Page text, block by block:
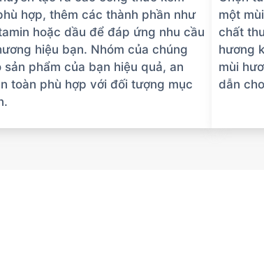
hợp, thêm các thành phần như
hoặc dầu để đáp ứng nhu cầu
hiệu bạn. Nhóm của chúng
sản phẩm của bạn hiệu quả, an
toàn phù hợp với đối tượng mục
một
chất
hương
mùi
dẫn